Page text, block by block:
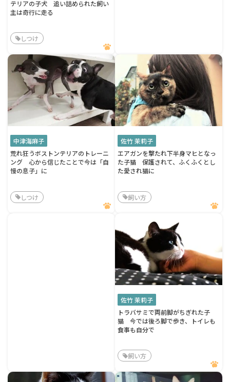
テリアの子犬 追い詰められた飼い
主は奇行に走る
しつけ
中津海麻子
荒れ狂うボストンテリアのトレーニ
ング 心から信じたことで今は「自
慢の息子」に
しつけ
佐竹 茉莉子
エアガンを撃たれ下半身マヒとなっ
た子猫 保護されて、ふくふくとし
た愛され猫に
飼い方
佐竹 茉莉子
トラバサミで両前脚がちぎれた子
猫 今では後ろ脚で歩き、トイレも
食事も自分で
飼い方